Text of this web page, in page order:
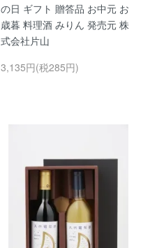
の日 ギフト 贈答品 お中元 お
歳暮 料理酒 みりん 発売元 株
式会社片山
3,135円(税285円)